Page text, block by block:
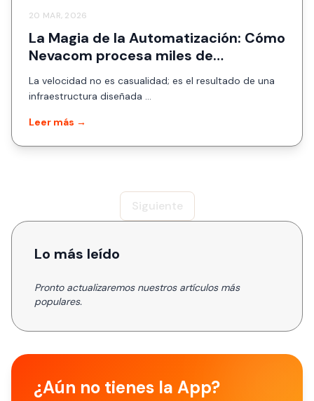
20 MAR, 2026
La Magia de la Automatización: Cómo
Nevacom procesa miles de
solicitudes por segundo
La velocidad no es casualidad; es el resultado de una
infraestructura diseñada ...
Leer más →
Siguiente
Lo más leído
Pronto actualizaremos nuestros artículos más
populares.
¿Aún no tienes la App?